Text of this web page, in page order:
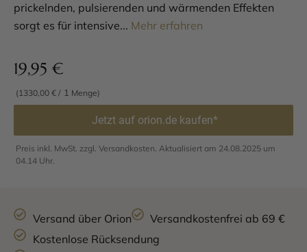
prickelnden, pulsierenden und wärmenden Effekten
sorgt es für intensive... Mehr erfahren
19,95 €
(1330,00 € / 1 Menge)
Jetzt auf orion.de kaufen*
Preis inkl. MwSt. zzgl. Versandkosten. Aktualisiert am 24.08.2025 um
04.14 Uhr.
Versand über Orion
Versandkostenfrei ab 69 €
Kostenlose Rücksendung